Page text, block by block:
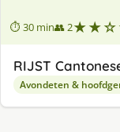
⏱ 30 min👥 2
RIJST
Avondeten &